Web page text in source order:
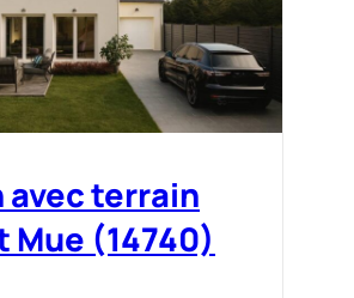
avec terrain
Mue (14740)